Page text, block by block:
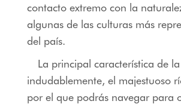
contacto extremo con la
algunas de las culturas más
del país.
La principal característica de
indudablemente, el majestuoso
por el que podrás navegar para